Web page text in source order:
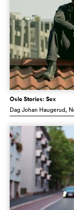
Oslo Stories: Sex
Dag Johan Haugerud,